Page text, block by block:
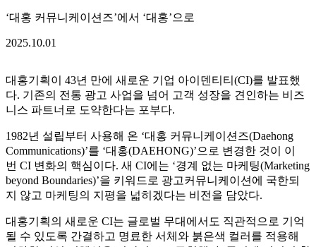
43년 만 CI 변경… 대홍기획, 광고 넘어
‘대홍 커뮤니케이션즈’에서 ‘대홍’으로
2025.10.01
대홍기획이 43년 만에 새로운 기업 아이덴티티(CI)를 발표했
다. 기존의 전통 광고 사업을 넘어 고객 성장을 견인하는 비즈
니스 파트너로 도약한다는 포부다.
Communications)’를 ‘대홍(DAEHONG)’으로 변경한 것이 이
번 CI 변화의 핵심이다. 새 CI에는 ‘경계 없는 마케팅(Marketing